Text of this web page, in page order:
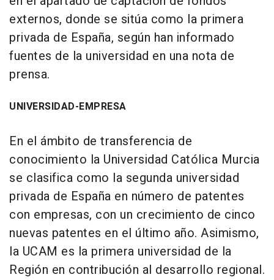
externos, donde se sitúa como la primera
privada de España, según han informado
fuentes de la universidad en una nota de
prensa.
UNIVERSIDAD-EMPRESA
En el ámbito de transferencia de
conocimiento la Universidad Católica Murcia
se clasifica como la segunda universidad
privada de España en número de patentes
con empresas, con un crecimiento de cinco
nuevas patentes en el último año. Asimismo,
la UCAM es la primera universidad de la
Región en contribución al desarrollo regional.